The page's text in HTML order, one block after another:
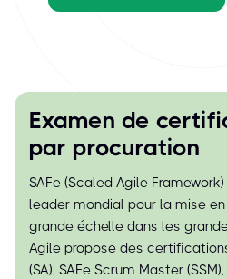
Examen de
par procuration
SAFe (Scaled Agile
leader mondial pour la mise
grande échelle dans les
Agile propose des
(SA), SAFe Scrum Master